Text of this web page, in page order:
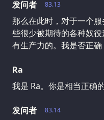
83.13
发问者
那么在此时，对于一个
些很少被期待的各种奴
有生产力的。我是否正确
Ra
我是 Ra。你是相当正确的
83.14
发问者